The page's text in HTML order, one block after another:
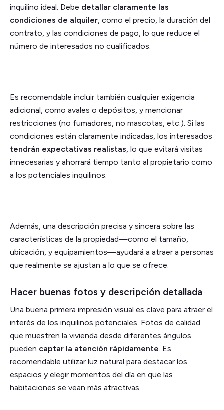
inquilino ideal. Debe detallar claramente las
condiciones de alquiler, como el precio, la duración del
contrato, y las condiciones de pago, lo que reduce el
número de interesados no cualificados.
Es recomendable incluir también cualquier exigencia
adicional, como avales o depósitos, y mencionar
restricciones (no fumadores, no mascotas, etc.). Si las
condiciones están claramente indicadas, los interesados
tendrán expectativas realistas, lo que evitará visitas
innecesarias y ahorrará tiempo tanto al propietario como
a los potenciales inquilinos.
Además, una descripción precisa y sincera sobre las
características de la propiedad—como el tamaño,
ubicación, y equipamientos—ayudará a atraer a personas
que realmente se ajustan a lo que se ofrece.
Hacer buenas fotos y descripción detallada
Una buena primera impresión visual es clave para atraer el
interés de los inquilinos potenciales. Fotos de calidad
que muestren la vivienda desde diferentes ángulos
pueden captar la atención rápidamente. Es
recomendable utilizar luz natural para destacar los
espacios y elegir momentos del día en que las
habitaciones se vean más atractivas.